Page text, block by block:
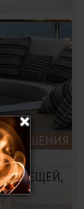
8 ВЕЩЕЙ,